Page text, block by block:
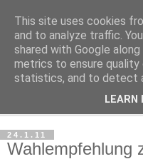
Niveau sieht nur von
24.1.11
Wahlempfehlung
This site uses cookies
and to analyze traffic.
shared with Google
metrics to ensure quality
statistics, and to detect
LEARN